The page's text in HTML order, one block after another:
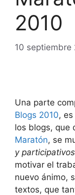
2010
10 septiembre
Una parte
Blogs 2010,
los blogs, que
Maratón, se
y participativos
motivar el
nuevo ánimo,
textos, que